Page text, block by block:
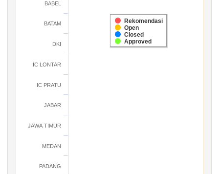
Rekomendasi
Open
Closed
Approved
BABEL
BATAM
DKI
IC LONTAR
IC PRATU
JABAR
JAWA TIMUR
MEDAN
PADANG